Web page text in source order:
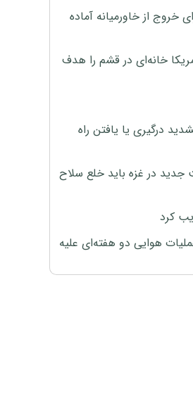
خروج از خاورمیانه آماده
بمب ۲۰۰۰ پوندی آمریکا خانه‌ای در قشم را هدف
درگیری یا یافتن راه
در غزه باید خلع سلاح
کرد
هوایی دو هفته‌ای علیه